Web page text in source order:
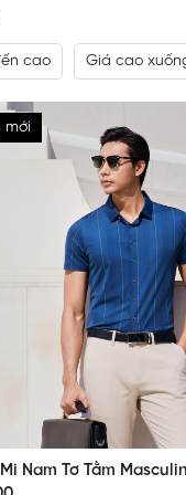
cao Giá cao
mới
Nam Tơ Tằm